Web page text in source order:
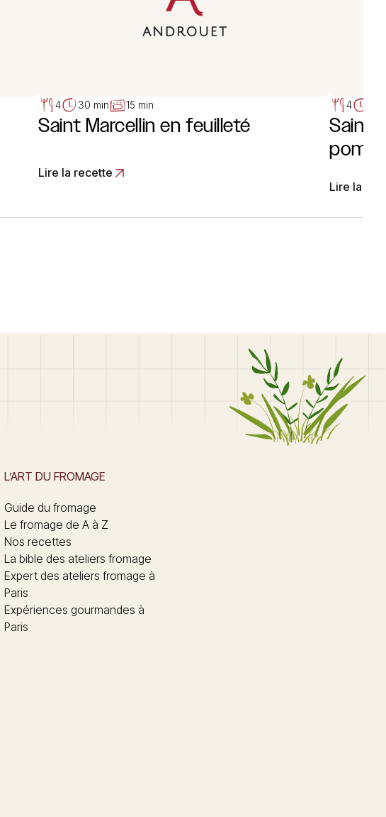
4 30 min 15 min
Saint Marcellin en feuilleté
Lire la recette
4
Saint
Lire la
L’ART DU FROMAGE
Guide du fromage
Le fromage de A à Z
Nos recettes
La bible des ateliers fromage
Expert des ateliers fromage à
Paris
Expériences gourmandes à
Paris